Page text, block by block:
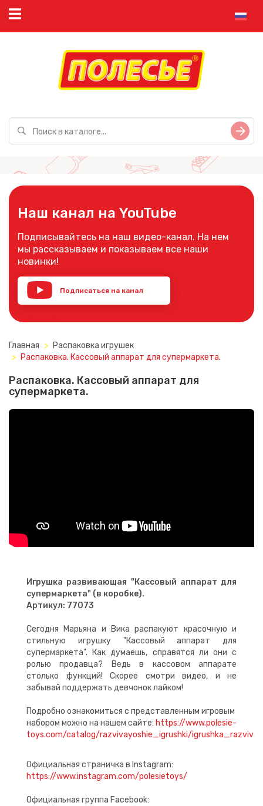
Наш канал на YouTube
Подписывайтесь на наш видео-канал. На нем
мы рассказываем и показываем все наши
новинки!
Подписаться на канал
Главная
Распаковка игрушек
Распаковка. Кассовый аппарат для супермаркета.
Распаковка. Кассовый аппарат для
супермаркета.
Игрушка развивающая "Кассовый аппарат для
супермаркета" (в коробке).
Артикул: 77073
Сегодня Марьяна и Вика распакуют красочную и
стильную игрушку "Кассовый аппарат для
супермаркета". Как думаешь, справятся ли они с
ролью продавца? Ведь в кассовом аппарате
столько функций! Скорее смотри видео, и не
забывай поддержать девчонок лайком!
Подробно ознакомиться с представленным игровым
набором можно на нашем сайте: https://www.polesie-
toys.com/catalog/razvivayoshie_igrushki/
Официальная страничка в Instagram:
https://www.instagram.com/polesietoys/
Официальная группа Facebook: